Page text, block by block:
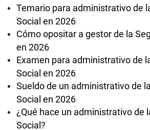
Temario para administrativo de
Social en 2026
Cómo opositar a gestor de la
en 2026
Examen para administrativo de
Social en 2026
Sueldo de un administrativo de
Social en 2026
¿Qué hace un administrativo de
Social?